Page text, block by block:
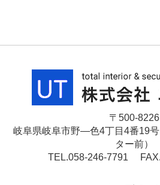
〒500-8226
岐阜県岐阜市野―色4丁目4番19
ター前）
TEL.058-246-7791